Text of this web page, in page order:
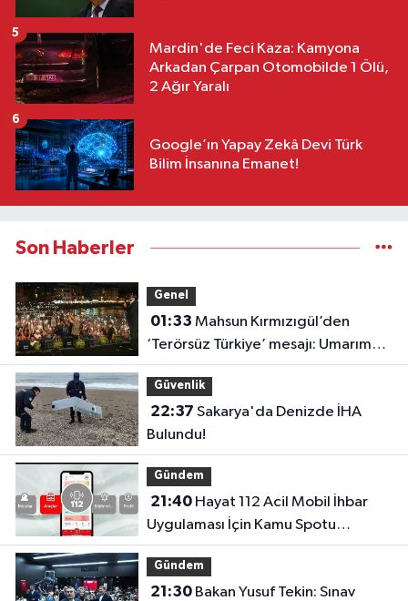
Mardin'de Feci Kaza: Kamyona
Arkadan Çarpan Otomobilde 1 Ölü,
2 Ağır Yaralı
5
Google’ın Yapay Zekâ Devi Türk
Bilim İnsanına Emanet!
6
Son Haberler
Genel
01:33
‘Terörsüz Türkiye’ mesajı: Umarım
barış kalıcı olur
Güvenlik
22:37
Bulundu!
Gündem
21:40Hayat 112 Acil Mobil İhbar
Uygulaması İçin Kamu Spotu
Yayında!
Gündem
21:30Bakan Yusuf Tekin: Sınav